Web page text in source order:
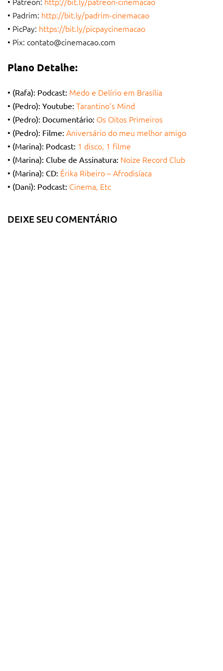
• Padrim: http://bit.ly/padrim-cinemacao
• PicPay: https://bit.ly/picpaycinemacao
• Pix: contato@cinemacao.com
Plano Detalhe:
• (Rafa): Podcast: Medo e Delírio em Brasília
• (Pedro): Youtube: Tarantino’s Mind
• (Pedro): Documentário: Os Oitos Primeiros
• (Pedro): Filme: Aniversário do meu melhor amigo
• (Marina): Podcast: 1 disco, 1 filme
• (Marina): Clube de Assinatura: Noize Record Club
• (Marina): CD: Érika Ribeiro – Afrodisíaca
• (Dani): Podcast: Cinema, Etc
DEIXE SEU COMENTÁRIO